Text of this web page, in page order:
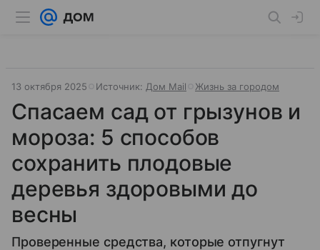
13 октября 2025 Источник: Дом Mail Жизнь за городом
Спасаем сад от грызунов и
мороза: 5 способов
сохранить плодовые
деревья здоровыми до
весны
Проверенные средства, которые отпугнут